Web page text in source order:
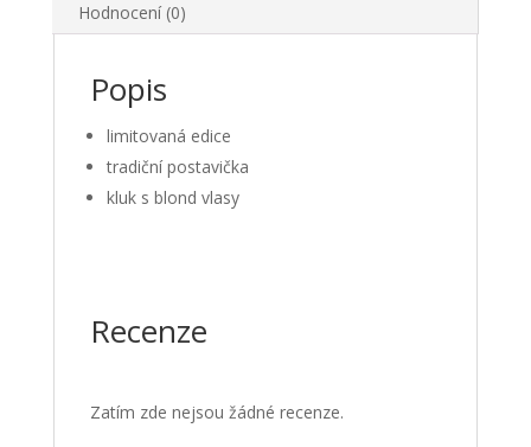
Hodnocení (0)
Popis
limitovaná edice
tradiční postavička
kluk s blond vlasy
Recenze
Zatím zde nejsou žádné recenze.